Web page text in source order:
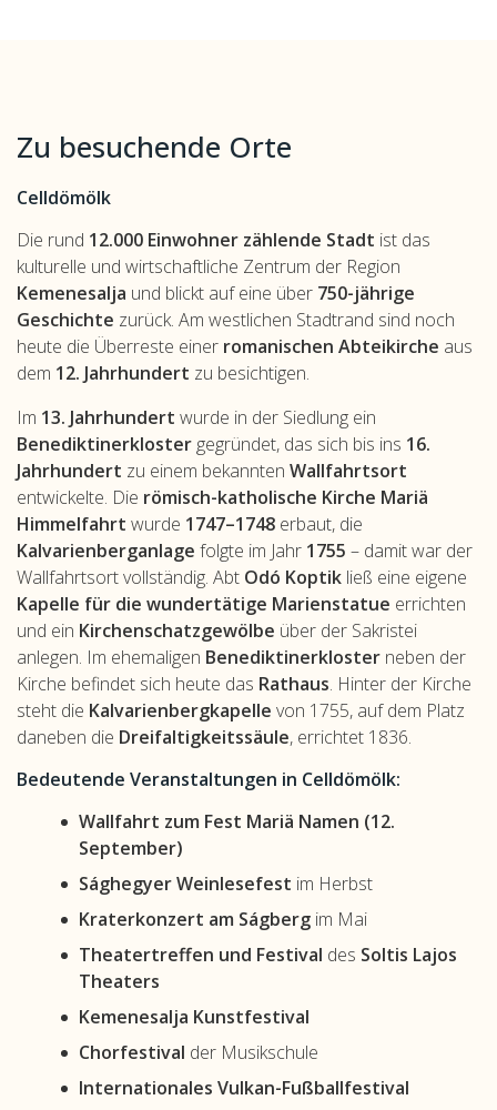
Zu besuchende Orte
Celldömölk
Die rund 12.000 Einwohner zählende Stadt ist das
kulturelle und wirtschaftliche Zentrum der Region
Kemenesalja und blickt auf eine über 750-jährige
Geschichte zurück. Am westlichen Stadtrand sind noch
heute die Überreste einer romanischen Abteikirche aus
dem 12. Jahrhundert zu besichtigen.
Im 13. Jahrhundert wurde in der Siedlung ein
Benediktinerkloster gegründet, das sich bis ins 16.
Jahrhundert zu einem bekannten Wallfahrtsort
entwickelte. Die römisch-katholische Kirche Mariä
Himmelfahrt wurde 1747–1748 erbaut, die
Kalvarienberganlage folgte im Jahr 1755 – damit war der
Wallfahrtsort vollständig. Abt Odó Koptik ließ eine eigene
Kapelle für die wundertätige Marienstatue errichten
und ein Kirchenschatzgewölbe über der Sakristei
anlegen. Im ehemaligen Benediktinerkloster neben der
Kirche befindet sich heute das Rathaus. Hinter der Kirche
steht die Kalvarienbergkapelle von 1755, auf dem Platz
daneben die Dreifaltigkeitssäule, errichtet 1836.
Bedeutende Veranstaltungen in Celldömölk:
Wallfahrt zum Fest Mariä Namen (12.
September)
Sághegyer Weinlesefest im Herbst
Kraterkonzert am Ságberg im Mai
Theatertreffen und Festival des Soltis Lajos
Theaters
Kemenesalja Kunstfestival
Chorfestival der Musikschule
Internationales Vulkan-Fußballfestival